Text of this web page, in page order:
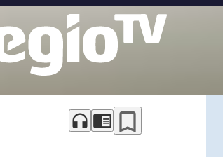
headphones chrome_reader_mode bookmark_border